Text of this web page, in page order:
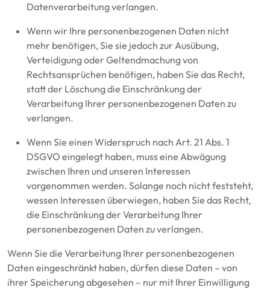
Datenverarbeitung verlangen.
Wenn wir Ihre personenbezogenen Daten nicht
mehr benötigen, Sie sie jedoch zur Ausübung,
Verteidigung oder Geltendmachung von
Rechtsansprüchen benötigen, haben Sie das Recht,
statt der Löschung die Einschränkung der
Verarbeitung Ihrer personenbezogenen Daten zu
verlangen.
Wenn Sie einen Widerspruch nach Art. 21 Abs. 1
DSGVO eingelegt haben, muss eine Abwägung
zwischen Ihren und unseren Interessen
vorgenommen werden. Solange noch nicht feststeht,
wessen Interessen überwiegen, haben Sie das Recht,
die Einschränkung der Verarbeitung Ihrer
personenbezogenen Daten zu verlangen.
Wenn Sie die Verarbeitung Ihrer personenbezogenen
Daten eingeschränkt haben, dürfen diese Daten – von
ihrer Speicherung abgesehen – nur mit Ihrer Einwilligung